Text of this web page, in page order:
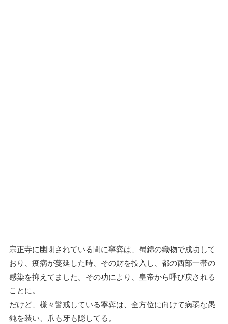
宗正寺に幽閉されている間に寧弈は、蜀錦の織物で成功して
おり、疫病が蔓延した時、その財を投入し、都の西部一帯の
感染を抑えてました。その功により、皇帝から呼び戻される
ことに。
だけど、様々警戒している寧弈は、全方位に向けて病弱な愚
鈍を装い、爪も牙も隠してる。